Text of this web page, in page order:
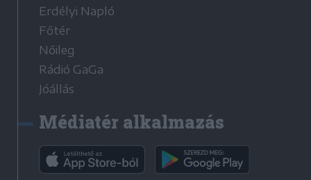
Erdélyi Napló
Főtér
Nőileg
Rádió GaGa
Jóállás
Médiatér alkalmazás